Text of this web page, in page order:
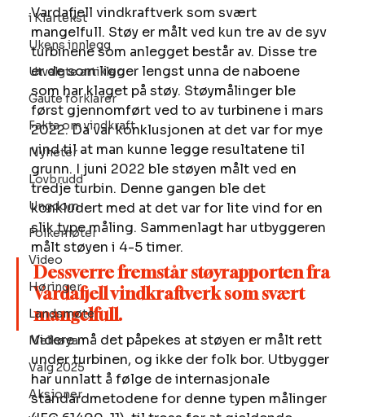
i Klartekst
Ukens innlegg
Utvalgte artikler
Gaute forklarer
Fakta om vindkraft
Nyheter
Lovbrudd
Ungdom
Folkemøter
Video
Høringer
Landsmøte
Melkøya
Valg 2025
Aksjoner
Vardafjell vindkraftverk som svært
mangelfull. Støy er målt ved kun tre av de syv
turbinene som anlegget består av. Disse tre
er de som ligger lengst unna de naboene
som har klaget på støy. Støymålinger ble
først gjennomført ved to av turbinene i mars
2022. Da var konklusjonen at det var for mye
vind til at man kunne legge resultatene til
grunn. I juni 2022 ble støyen målt ved en
tredje turbin. Denne gangen ble det
konkludert med at det var for lite vind for en
slik type måling. Sammenlagt har utbyggeren
målt støyen i 4-5 timer.
Dessverre fremstår støyrapporten fra
Vardafjell vindkraftverk som svært
mangelfull.
Videre må det påpekes at støyen er målt rett
under turbinen, og ikke der folk bor. Utbygger
har unnlatt å følge de internasjonale
standardmetodene for denne typen målinger